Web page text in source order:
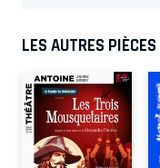
LES AUTRES